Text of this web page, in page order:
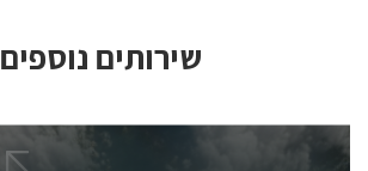
שירותים נוספים